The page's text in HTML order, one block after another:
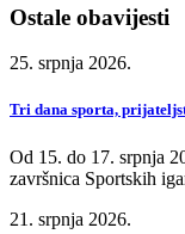
Ostale obavijesti
25. srpnja 2026.
Tri dana sporta,
Od 15. do 17. srpnja
završnica Sportskih
21. srpnja 2026.